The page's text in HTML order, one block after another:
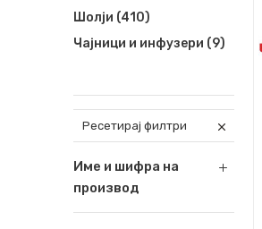
Шолји (410)
Чајници и инфузери (9)
Ресетирај филтри
Име и шифра на
производ